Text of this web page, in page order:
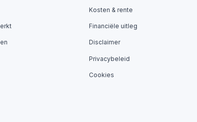
Kosten & rente
Financiële uitleg
Disclaimer
Privacybeleid
Cookies